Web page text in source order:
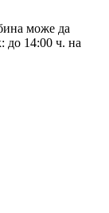
може да
до 14:00 ч. на